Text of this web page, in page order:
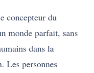
concepteur du
monde parfait, sans
dans la
Les personnes